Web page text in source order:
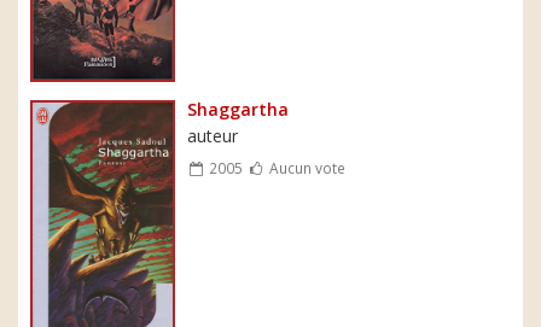
Shaggartha
auteur
2005 Aucun vote